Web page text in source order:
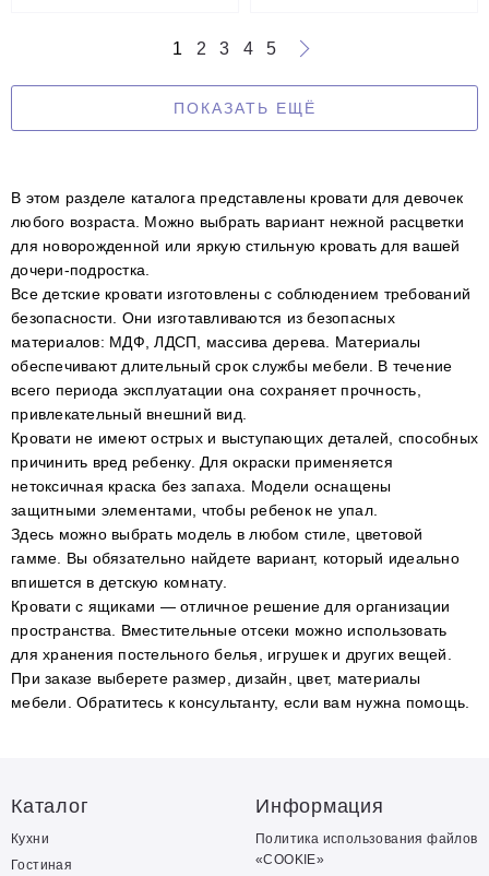
1 2 3 4 5
ПОКАЗАТЬ ЕЩЁ
В этом разделе каталога представлены кровати для девочек
любого возраста. Можно выбрать вариант нежной расцветки
для новорожденной или яркую стильную кровать для вашей
дочери-подростка.
Все детские кровати изготовлены с соблюдением требований
безопасности. Они изготавливаются из безопасных
материалов: МДФ, ЛДСП, массива дерева. Материалы
обеспечивают длительный срок службы мебели. В течение
всего периода эксплуатации она сохраняет прочность,
привлекательный внешний вид.
Кровати не имеют острых и выступающих деталей, способных
причинить вред ребенку. Для окраски применяется
нетоксичная краска без запаха. Модели оснащены
защитными элементами, чтобы ребенок не упал.
Здесь можно выбрать модель в любом стиле, цветовой
гамме. Вы обязательно найдете вариант, который идеально
впишется в детскую комнату.
Кровати с ящиками — отличное решение для организации
пространства. Вместительные отсеки можно использовать
для хранения постельного белья, игрушек и других вещей.
При заказе выберете размер, дизайн, цвет, материалы
мебели. Обратитесь к консультанту, если вам нужна помощь.
Каталог
Кухни
Гостиная
Информация
Политика использования файлов
«COOKIE»